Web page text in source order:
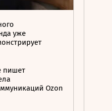
уже
пишет
Ozon